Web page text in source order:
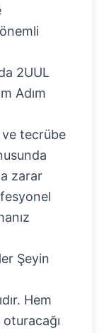
2UUL
Adım
tecrübe
zarar
Şeyin
Hem